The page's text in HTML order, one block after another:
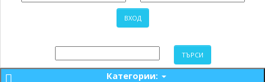
Категории: